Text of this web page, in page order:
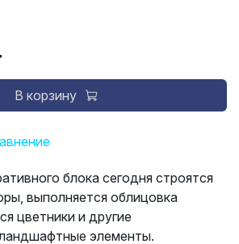
В корзину
блока сегодня строятся
выполняется облицовка
цветники и другие
элементы.